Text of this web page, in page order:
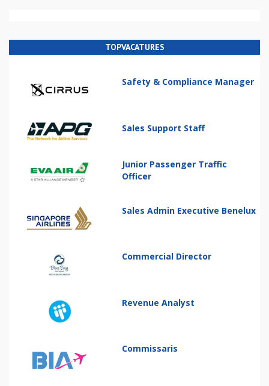
TOPVACATURES
Safety & Compliance Manager
Sales Support Staff
Junior Passenger Traffic
Officer
Sales Admin Executive Benelux
Commercial Director
Revenue Analyst
Commissaris